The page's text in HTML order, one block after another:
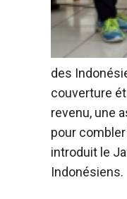
des
couverture
revenu, une
pour
introduit le
Indonésiens.